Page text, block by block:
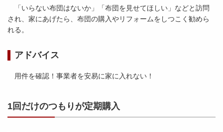
「いらない布団はないか」「布団を見せてほしい」などと訪問
され、家にあげたら、布団の購入やリフォームをしつこく勧めら
れる。
アドバイス
用件を確認！事業者を安易に家に入れない！
1回だけのつもりが定期購入